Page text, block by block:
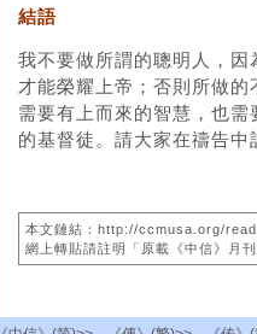
結語
我不要做所謂的聰明人，因
才能榮耀上帝；否則所做
需要有上而來的智慧，也
的基督徒。請大家在禱告中
本文鏈結：http://ccmusa.org/
網上轉貼請註明「原載《中信》月